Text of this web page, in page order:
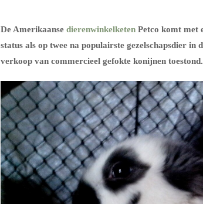
De Amerikaanse dierenwinkelketen Petco komt met
status als op twee na populairste gezelschapsdier in
verkoop van commercieel gefokte konijnen toestond.